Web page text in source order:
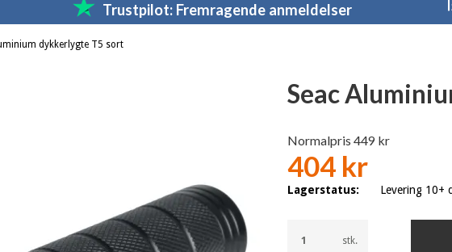
Trustpilot: Fremragende anmeldelser
dykkerlygte T5 sort
Seac
Normalpris 449 kr
404 kr
Lagerstatus: Levering 10+
stk.